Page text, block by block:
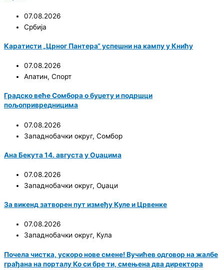
07.08.2026
Србија
Каратисти „Црног Пантера“ успешни на кампу у Книћу
07.08.2026
Апатин, Спорт
Градско веће Сомбора о буџету и подршци
пољопривредницима
07.08.2026
Западнобачки округ, Сомбор
Ана Бекута 14. августа у Оџацима
07.08.2026
Западнобачки округ, Оџаци
За викенд затворен пут између Куле и Црвенке
07.08.2026
Западнобачки округ, Кула
Почела чистка, ускоро нове смене! Вучићев одговор на жалбе
грађана на порталу Ко си бре ти, смењена два директора